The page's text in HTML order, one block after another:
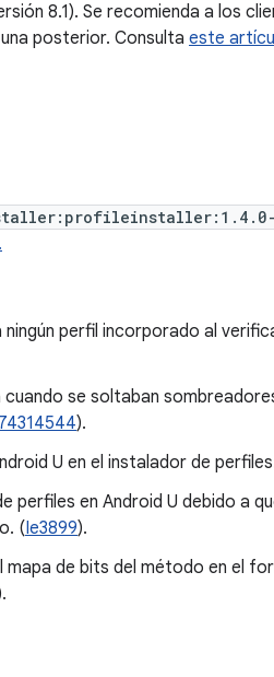
8.1). Se recomienda a los
posterior. Consulta este
perfil incorporado al
se soltaban
).
U en el instalador de
perfiles en Android U debido a
(Ie3899).
de bits del método en el